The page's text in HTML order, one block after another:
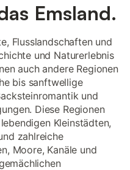
Emsland.
Flusslandschaften und
und Naturerlebnis
auch andere Regionen
bis sanftwellige
und
Diese Regionen
Kleinstädten,
zahlreiche
Moore, Kanäle und